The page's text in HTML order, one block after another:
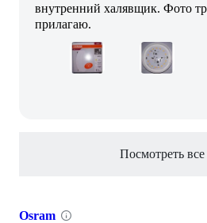
внутренний халявщик. Фото
прилагаю.
Посмотреть
Osram